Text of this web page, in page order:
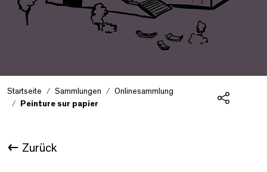
Startseite Sammlungen
Onlinesammlung
Peinture sur papier
Zurück